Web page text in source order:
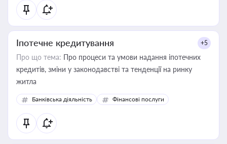
Іпотечне кредитування +5
Про що тема: Про процеси та умови надання іпотечних
кредитів, зміни у законодавстві та тенденції на ринку
житла
Банківська діяльність Фінансові послуги